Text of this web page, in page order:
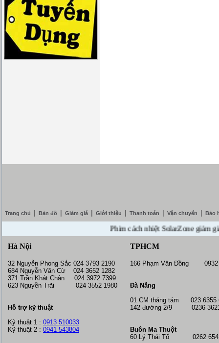
Trang chủ Bản đồ Giảm giá Giới thiệu Thanh toán Vận chuyển Bảo
Phim cách nhiệt SolarZone giảm giá
Hà Nội
32 Nguyễn Phong Sắc 024 3793 2190
684 Nguyễn Văn Cừ 024 3652 1282
371 Trần Khát Chân 024 3972 7399
623 Nguyễn Trãi 024 3552 1980
Hỗ trợ kỹ thuật
Kỹ thuật 1 : 0913 510033
Kỹ thuật 2 : 0941 543804
TPHCM
166 Phạm Văn Đồng 0932
Đà Nẵng
01 CM tháng tám 023 6355
142 đường 2/9 0236
Buôn Ma Thuột
60 Lý Thái Tổ 0262